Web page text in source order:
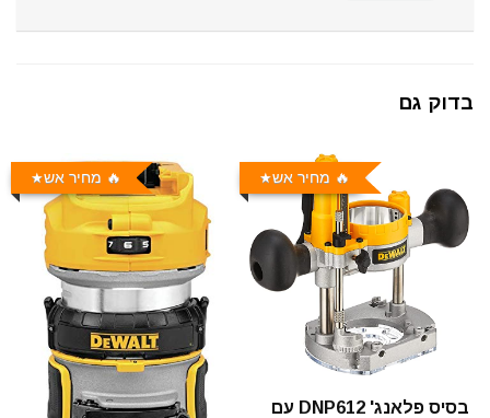
בדוק גם
🔥 מחיר אש
בסיס פלאנג' DNP612 עם
🔥 מחיר אש